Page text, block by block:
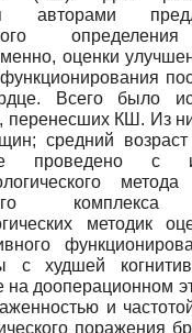
авторами
оценки
функционирования
Всего было
КШ. Из
средний возраст
проведено с
методик
с худшей
дооперационном
и
поражения